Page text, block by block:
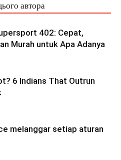
автора
402: Cepat,
Murah untuk Apa Adanya
6 Indians That Outrun
melanggar setiap aturan